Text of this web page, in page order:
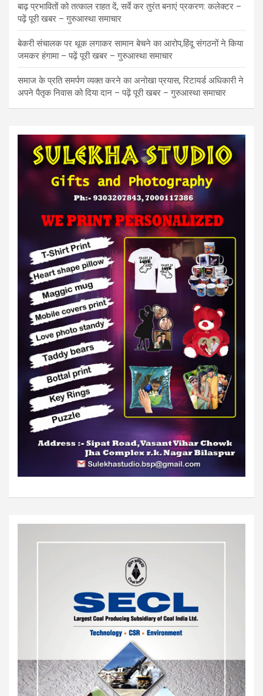
बाढ़ प्रभावितों को तत्काल राहत दें, सर्वे कर तुरंत बनाएं प्रकरण: कलेक्टर –
पढ़ें पूरी खबर – गुरुआस्था समाचार
बेकरी संचालक पर थूक लगाकर सामान बेचने का आरोप,हिंदू संगठनों ने किया
जमकर हंगामा – पढ़ें पूरी खबर – गुरुआस्था समाचार
समाज के प्रति समर्पण व्यक्त करने का अनोखा प्रयास, रिटायर्ड अधिकारी ने
अपने पैतृक निवास को दिया दान – पढ़ें पूरी खबर – गुरुआस्था समाचार